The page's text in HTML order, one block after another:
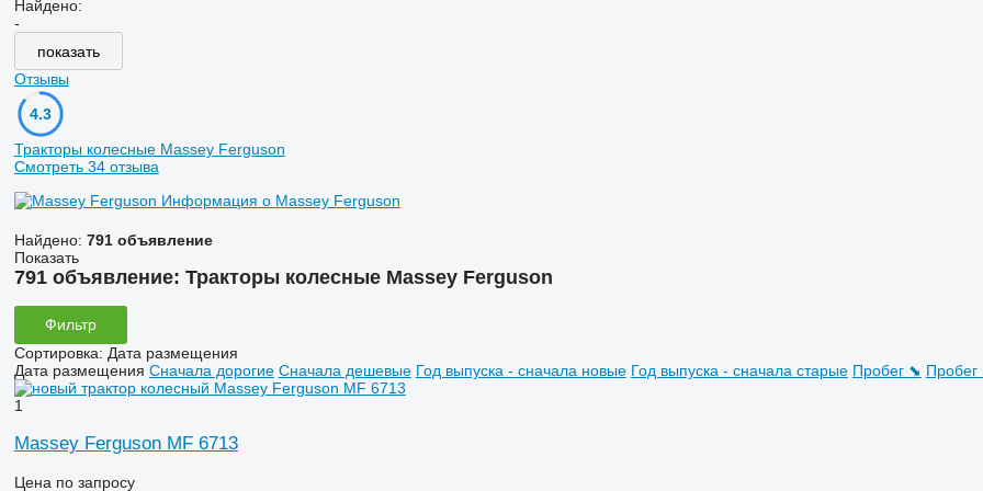
Найдено:
-
показать
Отзывы
4.3
Тракторы колесные Massey Ferguson
Смотреть 34 отзыва
Информация о Massey Ferguson
Найдено: 791 объявление
Показать
791 объявление: Тракторы колесные Massey Ferguson
Фильтр
Сортировка: Дата размещения
Дата размещения Сначала дорогие Сначала дешевые Год выпуска - сначала новые Год выпуска - сначала старые Пробег ⬊
1
Massey Ferguson MF 6713
Цена по запросу